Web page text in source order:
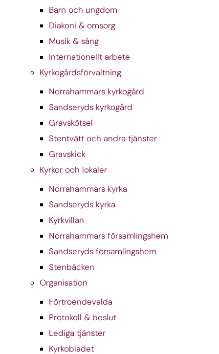
Barn och ungdom
Diakoni & omsorg
Musik & sång
Internationellt arbete
Kyrkogårdsförvaltning
Norrahammars kyrkogård
Sandseryds kyrkogård
Gravskötsel
Stentvätt och andra tjänster
Gravskick
Kyrkor och lokaler
Norrahammars kyrka
Sandseryds kyrka
Kyrkvillan
Norrahammars församlingshem
Sandseryds församlingshem
Stenbäcken
Organisation
Förtroendevalda
Protokoll & beslut
Lediga tjänster
Kyrkobladet